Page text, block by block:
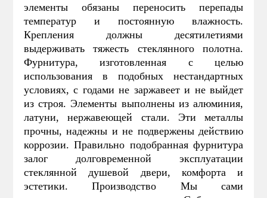
элементы обязаны переносить перепады
температур и постоянную влажность.
Крепления должны десятилетиями
выдерживать тяжесть стеклянного полотна.
Фурнитура, изготовленная с целью
использования в подобных нестандартных
условиях, с годами не заржавеет и не выйдет
из строя. Элементы выполнены из алюминия,
латуни, нержавеющей стали. Эти металлы
прочны, надежны и не подвержены действию
коррозии. Правильно подобранная фурнитура
залог долговременной эксплуатации
стеклянной душевой двери, комфорта и
эстетики. Производство Мы сами